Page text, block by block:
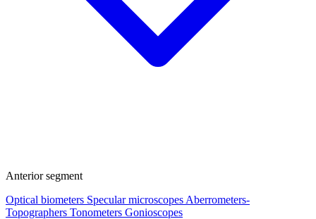
Anterior segment
Optical biometers Specular microscopes Aberrometers-
Topographers Tonometers Gonioscopes